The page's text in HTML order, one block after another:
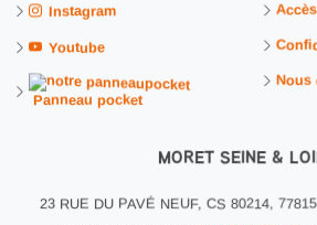
Instagram
Youtube
Panneau pocket
Nous
MORET SEINE &
23 RUE DU PAVÉ NEUF, CS 80214,